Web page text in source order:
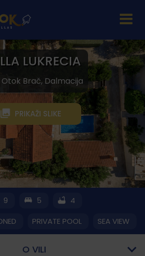
LUKRECIA
Otok Brač, Dalmacija
PRIKAŽI SLIKE
9 5
4
PRIVATE POOL SEA VIEW
O VILI